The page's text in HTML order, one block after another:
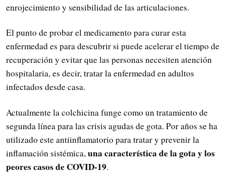
enrojecimiento y sensibilidad de las articulaciones.
El punto de probar el medicamento para curar esta
enfermedad es para descubrir si puede acelerar el tiempo de
recuperación y evitar que las personas necesiten atención
hospitalaria, es decir, tratar la enfermedad en adultos
infectados desde casa.
Actualmente la colchicina funge como un tratamiento de
segunda línea para las crisis agudas de gota. Por años se ha
utilizado este antiinflamatorio para tratar y prevenir la
inflamación sistémica,una característica de la gota y los
peores casos de COVID-19.